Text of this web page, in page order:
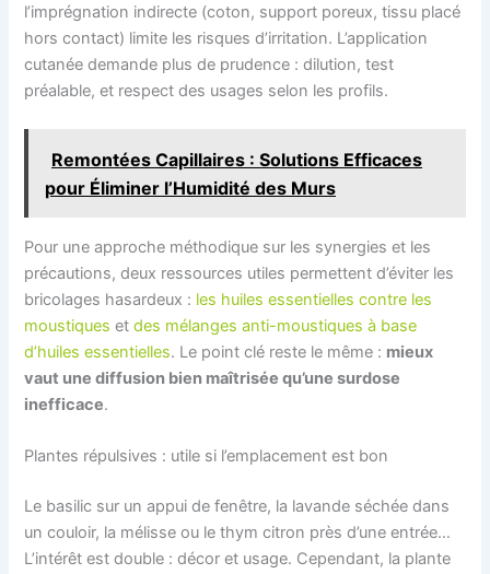
l’imprégnation indirecte (coton, support poreux, tissu placé
hors contact) limite les risques d’irritation. L’application
cutanée demande plus de prudence : dilution, test
préalable, et respect des usages selon les profils.
Remontées Capillaires : Solutions Efficaces
pour Éliminer l’Humidité des Murs
Pour une approche méthodique sur les synergies et les
précautions, deux ressources utiles permettent d’éviter les
bricolages hasardeux : les huiles essentielles contre les
moustiques etdes mélanges anti-moustiques à base
d’huiles essentielles. Le point clé reste le même : mieux
vaut une diffusion bien maîtrisée qu’une surdose
inefficace.
Plantes répulsives : utile si l’emplacement est bon
Le basilic sur un appui de fenêtre, la lavande séchée dans
un couloir, la mélisse ou le thym citron près d’une entrée…
L’intérêt est double : décor et usage. Cependant, la plante